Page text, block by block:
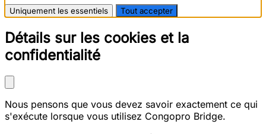
Uniquement les essentiels Tout accepter
Détails sur les cookies et la
confidentialité
Nous pensons que vous devez savoir exactement ce qui
s'exécute lorsque vous utilisez Congopro Bridge.